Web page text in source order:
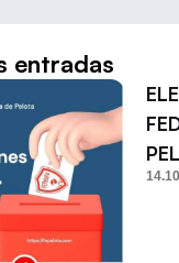
entradas